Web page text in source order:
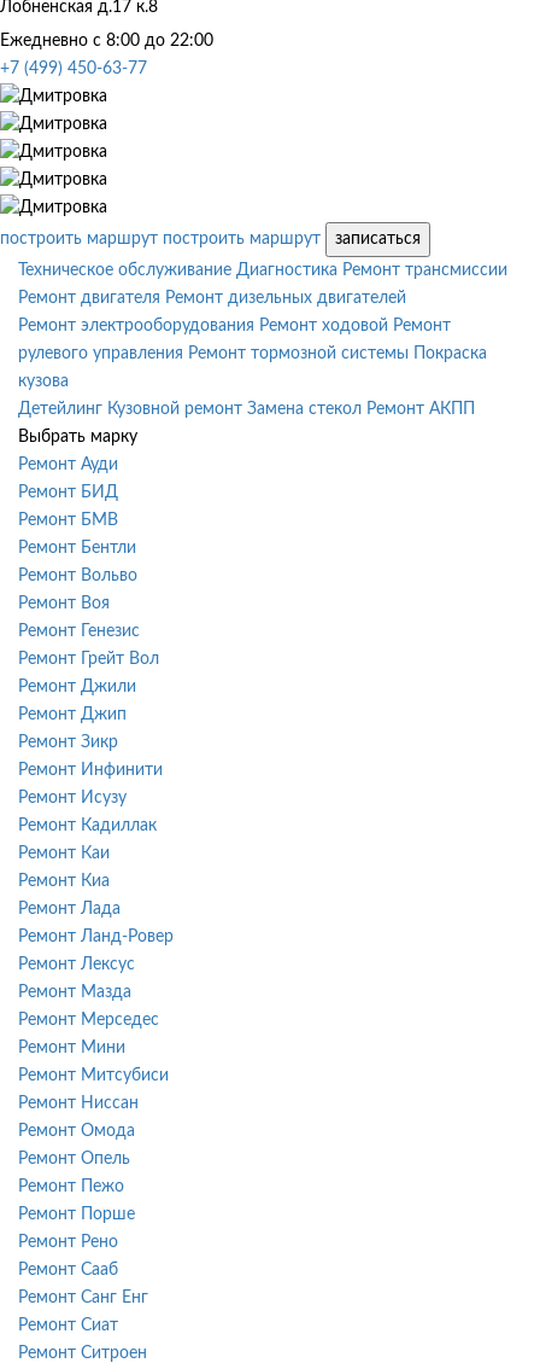
Лобненская д.17 к.8
Ежедневно с 8:00 до 22:00
+7 (499) 450-63-77
построить маршрут построить маршрут
записаться
Техническое обслуживание Диагностика Ремонт трансмиссии
Ремонт двигателя Ремонт дизельных двигателей
Ремонт электрооборудования Ремонт ходовой Ремонт
рулевого управления Ремонт тормозной системы
Покраска
кузова
Детейлинг Кузовной ремонт Замена стекол Ремонт АКПП
Выбрать марку
Ремонт Ауди
Ремонт БИД
Ремонт БМВ
Ремонт Бентли
Ремонт Вольво
Ремонт Воя
Ремонт Генезис
Ремонт Грейт Вол
Ремонт Джили
Ремонт Джип
Ремонт Зикр
Ремонт Инфинити
Ремонт Исузу
Ремонт Кадиллак
Ремонт Каи
Ремонт Киа
Ремонт Лада
Ремонт Ланд-Ровер
Ремонт Лексус
Ремонт Мазда
Ремонт Мерседес
Ремонт Мини
Ремонт Митсубиси
Ремонт Ниссан
Ремонт Омода
Ремонт Опель
Ремонт Пежо
Ремонт Порше
Ремонт Рено
Ремонт Сааб
Ремонт Санг Енг
Ремонт Сиат
Ремонт Ситроен